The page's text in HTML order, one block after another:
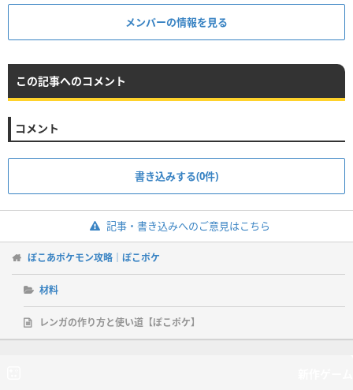
メンバーの情報を見る
この記事へのコメント
コメント
書き込みする(0件)
記事・書き込みへのご意見はこちら
ぽこあポケモン攻略｜ぽこポケ
材料
レンガの作り方と使い道【ぽこポケ】